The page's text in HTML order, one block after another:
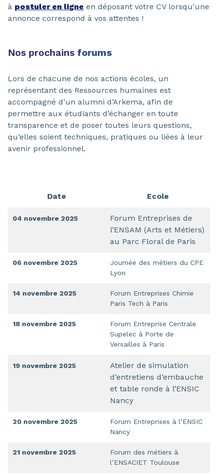
à postuler en ligne en déposant votre CV lorsqu'une
annonce correspond à vos attentes !​
Nos prochains forums
Lors de chacune de nos actions écoles, un
représentant des Ressources humaines est
accompagné d’un alumni d’Arkema, afin de
permettre aux étudiants d’échanger en toute
transparence et de poser toutes leurs questions,
qu’elles soient techniques, pratiques ou liées à leur
avenir professionnel.
Date Ecole
04 novembre 2025
Forum Entreprises de
l’ENSAM (Arts et Métiers)
au Parc Floral de Paris
06 novembre 2025
Journée des métiers du CPE
Lyon
14 novembre 2025
Forum Entreprises Chimie
Paris Tech à Paris
18 novembre 2025
Forum Entreprise Centrale
Supelec à Porte de
Versailles à Paris
19 novembre 2025
Atelier de simulation
d’entretiens d’embauche
et table ronde à l’ENSIC
Nancy
20 novembre 2025
Forum Entreprises à l’ENSIC
Nancy
21 novembre 2025
Forum des métiers à
l’ENSACIET Toulouse